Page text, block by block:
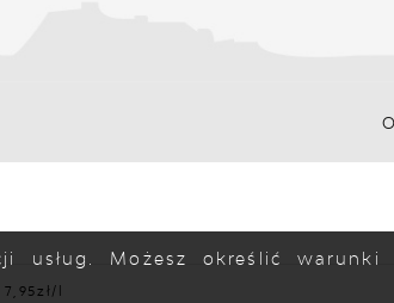
l
usług. Możesz określić